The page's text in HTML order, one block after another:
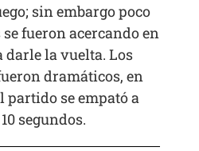
sin embargo poco
fueron acercando en
darle la vuelta. Los
dramáticos, en
partido se empató a
segundos.